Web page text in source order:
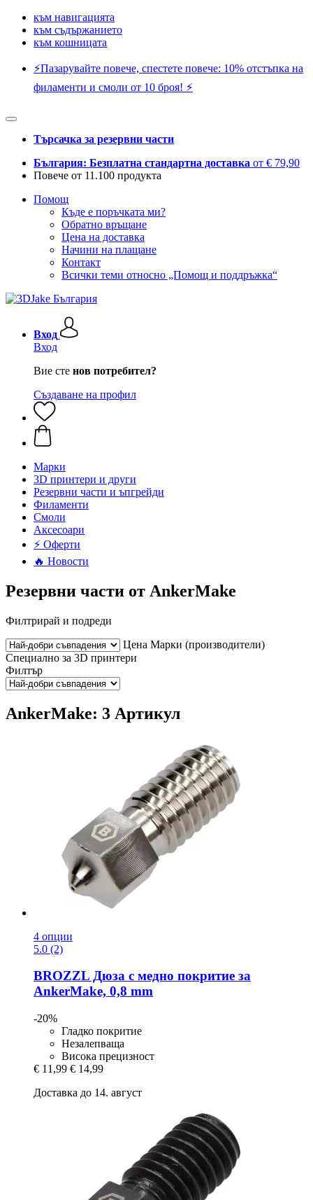
към навигацията
към съдържанието
към кошницата
⚡️Пазарувайте повече, спестете повече: 10% отстъпка на
филаменти и смоли от 10 броя! ⚡️
Търсачка за резервни части
България: Безплатна стандартна доставка от € 79,90
Повече от 11.100 продукта
Помощ
Къде е поръчката ми?
Обратно връщане
Цена на доставка
Начини на плащане
Контакт
Всички теми относно „Помощ и поддръжка“
Вход
Вход
Вие сте нов потребител?
Създаване на профил
Mарки
3D принтери и други
Резервни части и ъпгрейди
Филаменти
Смоли
Аксесоари
⚡ Оферти
🔥 Новости
Резервни части от AnkerMake
Филтрирай и подреди
Цена Марки (производители)
Специално за 3D принтери
Филтър
AnkerMake: 3 Артикул
4 опции
5.0 (2)
BROZZL Дюза с медно покритие за
AnkerMake, 0,8 mm
-20%
Гладко покритие
Незалепваща
Висока прецизност
€ 11,99 € 14,99
Доставка до 14. август